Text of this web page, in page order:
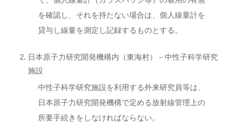
を確認し、それを持たない場合は、個人線量計を
貸与し線量を測定し記録するものとする。
日本原子力研究開発機構内（東海村）－中性子科学研究
施設
中性子科学研究施設を利用する外来研究員等は、
日本原子力研究開発機構で定める放射線管理上の
所要手続きをしなければならない。